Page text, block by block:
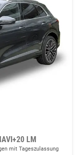
LM
mit Tageszulassung